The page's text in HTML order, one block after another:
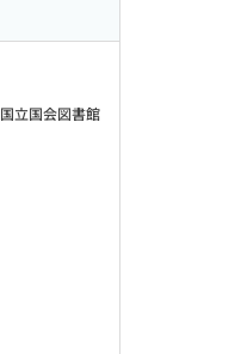
国立国会図書館